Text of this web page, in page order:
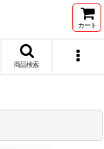
カート
商品検索